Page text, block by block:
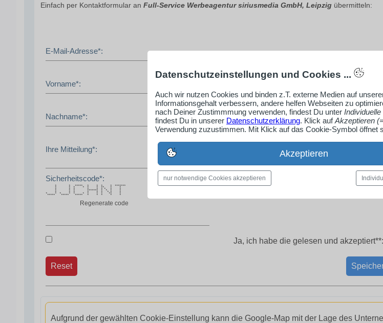
Einfach per Kontaktformular an Full-Service Werbeagentur siriusmedia GmbH, Leipzig übermitteln:
E-Mail-Adresse*:
Vorname*:
Nachname*:
Ihre Mitteilung*:
Sicherheitscode*:
* * ***** * * * * *******
* * * * * * ** * *
* * * * * * * * *
* * * ******* * * * *
* * * * * * * * *
* * * * * * * * * ** *
***** ***** ***** * * * * *
Regenerate code
Ja, ich habe die gelesen und akzeptiert**:
Reset
Aufgrund der gewählten Cookie-Einstellung kann die Google-Map mit der Lage des
Datenschutzeinstellungen und Cookies ...
Auch wir nutzen Cookies und binden z.T. externe Medien auf
Informationsgehalt verbessern, andere helfen Webseiten zu
nach Deiner Zustimmmung verwenden, findest Du unter
findest Du in unserer Datenschutzerklärung. Klick aufAkzeptieren
Verwendung zuzustimmen. Mit Klick auf das Cookie-Symbol öffnet
Akzeptieren
nur notwendige Cookies akzeptieren